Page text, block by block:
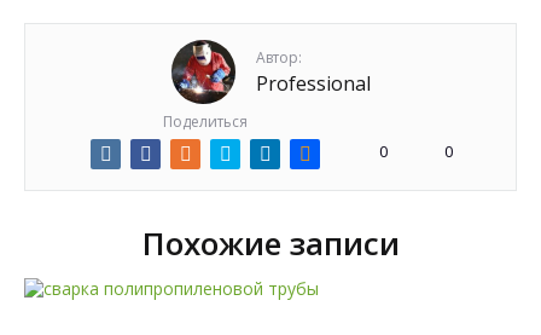
Автор:
Professional
Поделиться
0 0
Похожие записи